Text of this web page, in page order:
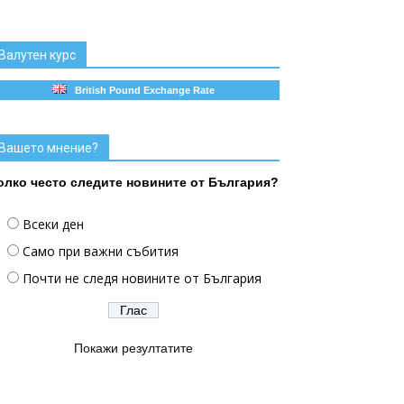
курс
British Pound Exchange Rate
мнение?
често следите новините от България?
Всеки ден
Само при важни събития
Почти не следя новините от България
Покажи резултатите